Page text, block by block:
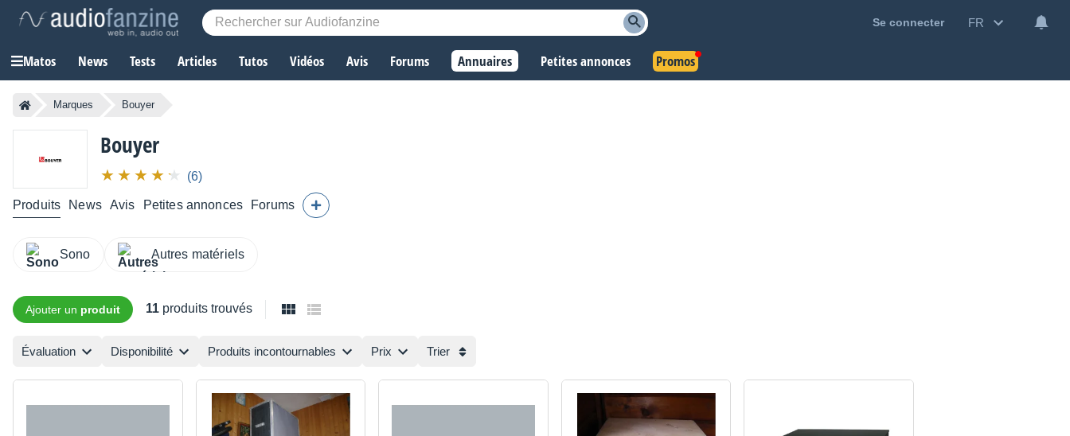
Se connecter FR
Matos News Tests Articles Tutos Vidéos Avis Forums Annuaires Petites annonces Promos
Marques Bouyer
Bouyer
(6)
Produits News Avis Petites annonces Forums
Sono Autres matériels
Ajouter un produit 11 produits trouvés
Évaluation Disponibilité Produits incontournables Prix Trier